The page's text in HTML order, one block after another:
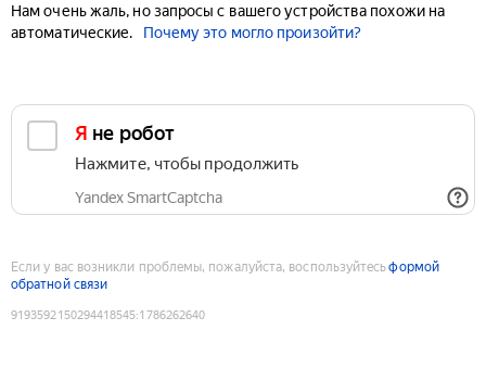
Нам очень жаль, но запросы с вашего устройства похожи на
автоматические.
Почему это могло произойти?
Я не робот
Нажмите, чтобы продолжить
Yandex SmartCaptcha
Если у вас возникли проблемы, пожалуйста, воспользуйтесьформой
обратной связи
9193592150294418545:1786262640